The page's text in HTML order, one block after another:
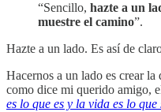
“Sencillo, hazte a un
muestre el camino”.
Hazte a un lado. Es así de
Hacernos a un lado es crear
como dice mi querido amigo,
es lo que es y la vida es lo